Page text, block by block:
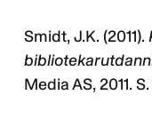
Smidt, J.K. (2011).
Media AS, 2011.